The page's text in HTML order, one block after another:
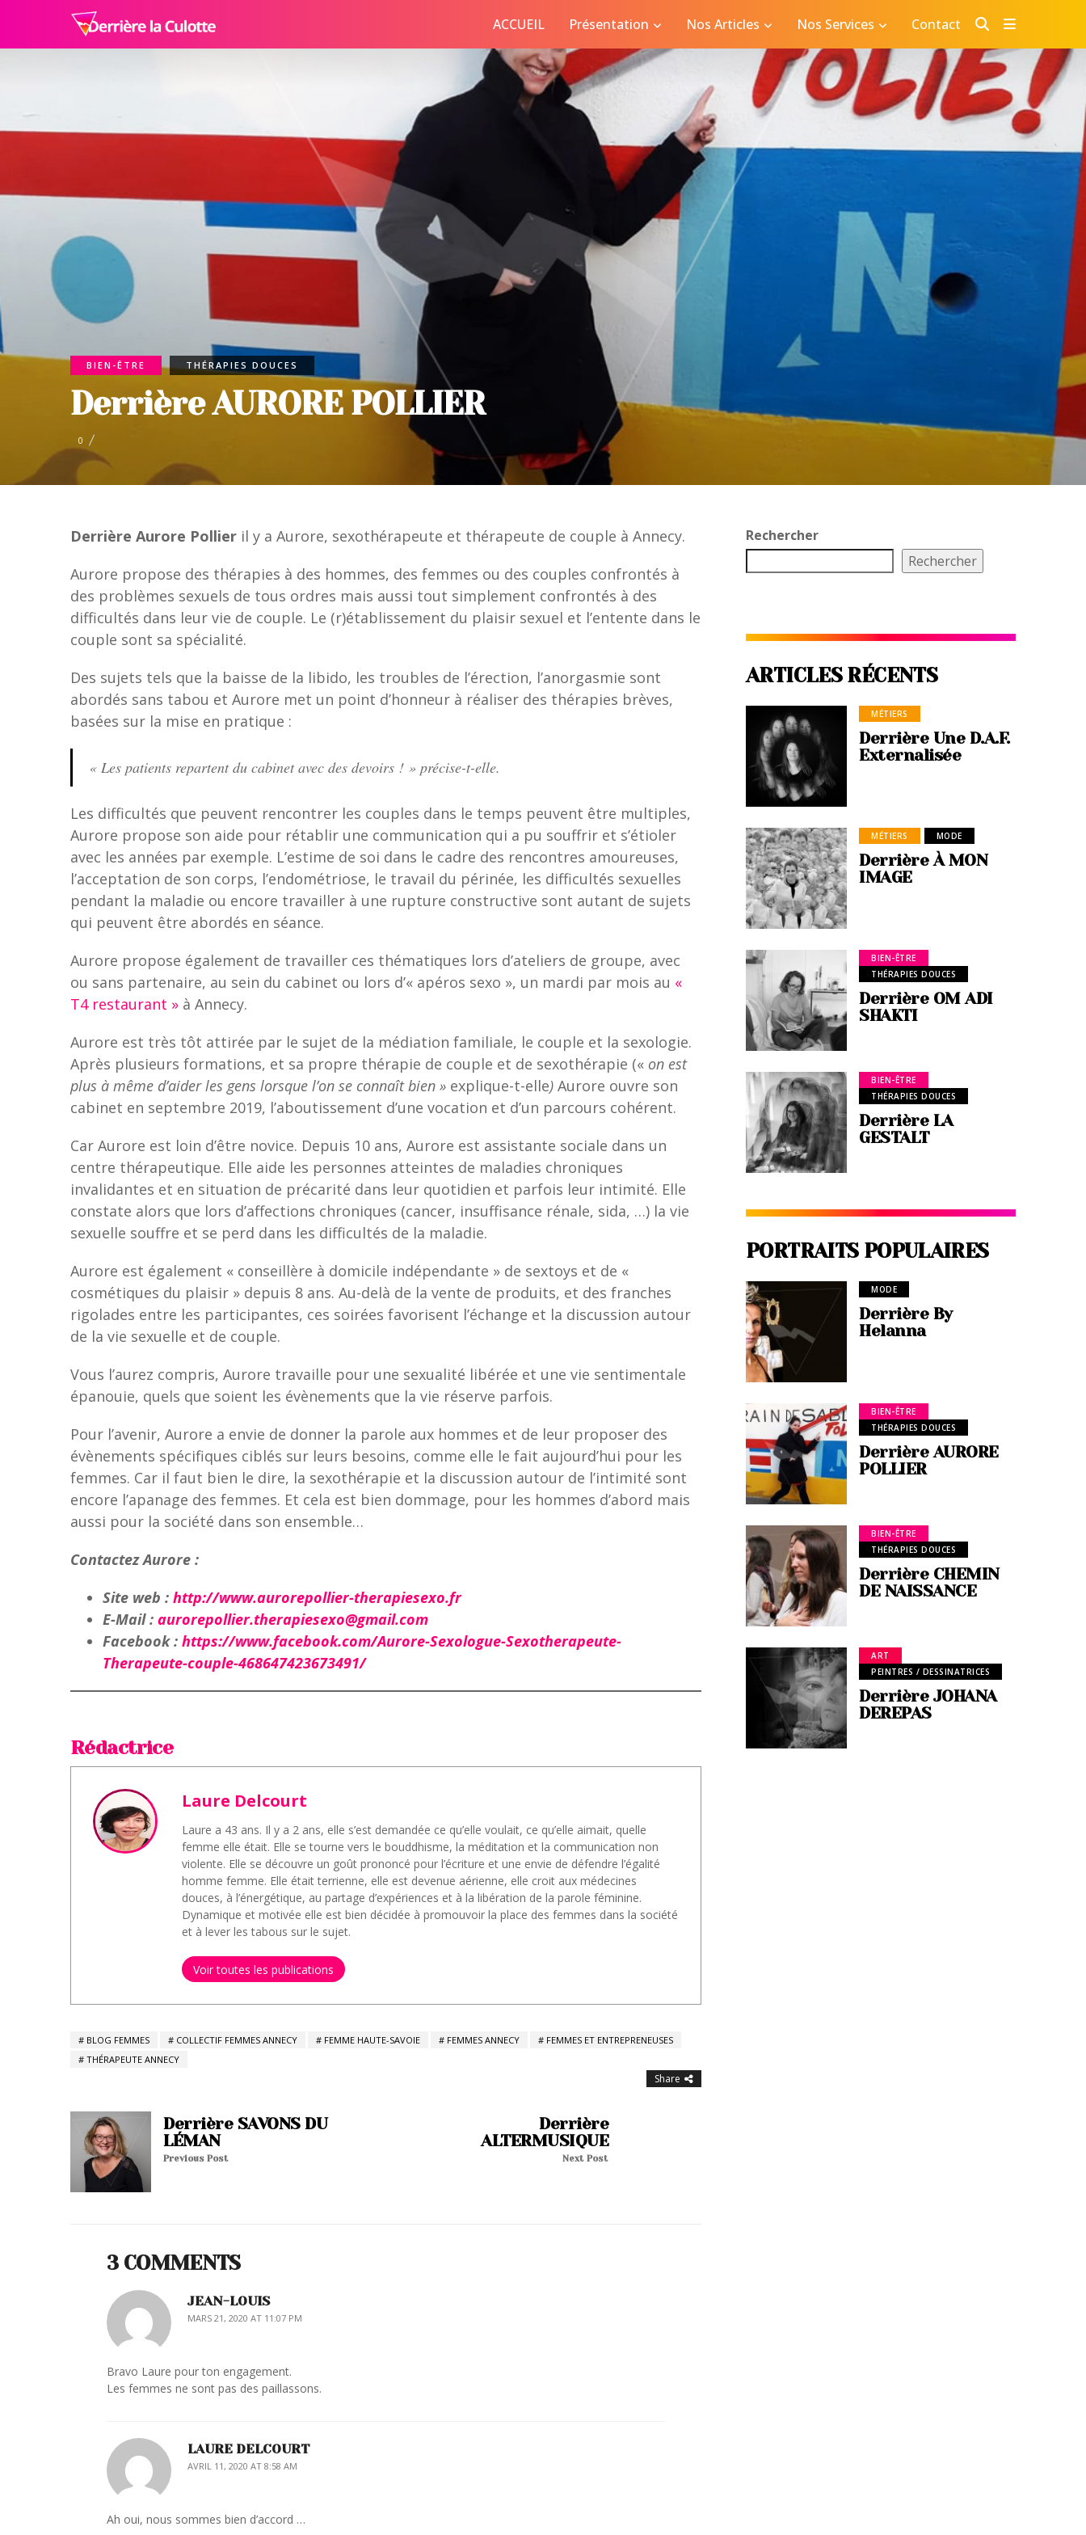
ACCUEIL Présentation Nos Articles Nos Services Contact
BIEN-ÊTRE THÉRAPIES DOUCES
Derrière AURORE POLLIER
0
Derrière Aurore Pollier il y a Aurore, sexothérapeute et thérapeute de couple à Annecy.
Aurore propose des thérapies à des hommes, des femmes ou des couples confrontés à
des problèmes sexuels de tous ordres mais aussi tout simplement confrontés à des
difficultés dans leur vie de couple. Le (r)établissement du plaisir sexuel et l’entente dans le
couple sont sa spécialité.
Des sujets tels que la baisse de la libido, les troubles de l’érection, l’anorgasmie sont
abordés sans tabou et Aurore met un point d’honneur à réaliser des thérapies brèves,
basées sur la mise en pratique :
« Les patients repartent du cabinet avec des devoirs ! » précise-t-elle.
Les difficultés que peuvent rencontrer les couples dans le temps peuvent être multiples,
Aurore propose son aide pour rétablir une communication qui a pu souffrir et s’étioler
avec les années par exemple. L’estime de soi dans le cadre des rencontres amoureuses,
l’acceptation de son corps, l’endométriose, le travail du périnée, les difficultés sexuelles
pendant la maladie ou encore travailler à une rupture constructive sont autant de sujets
qui peuvent être abordés en séance.
Aurore propose également de travailler ces thématiques lors d’ateliers de groupe, avec
ou sans partenaire, au sein du cabinet ou lors d’« apéros sexo », un mardi par mois au «
T4 restaurant » à Annecy.
Aurore est très tôt attirée par le sujet de la médiation familiale, le couple et la sexologie.
Après plusieurs formations, et sa propre thérapie de couple et de sexothérapie (« on est
plus à même d’aider les gens lorsque l’on se connaît bien » explique-t-elle) Aurore ouvre son
cabinet en septembre 2019, l’aboutissement d’une vocation et d’un parcours cohérent.
Car Aurore est loin d’être novice. Depuis 10 ans, Aurore est assistante sociale dans un
centre thérapeutique. Elle aide les personnes atteintes de maladies chroniques
invalidantes et en situation de précarité dans leur quotidien et parfois leur intimité. Elle
constate alors que lors d’affections chroniques (cancer, insuffisance rénale, sida, …) la vie
sexuelle souffre et se perd dans les difficultés de la maladie.
Aurore est également « conseillère à domicile indépendante » de sextoys et de «
cosmétiques du plaisir » depuis 8 ans. Au-delà de la vente de produits, et des franches
rigolades entre les participantes, ces soirées favorisent l’échange et la discussion autour
de la vie sexuelle et de couple.
Vous l’aurez compris, Aurore travaille pour une sexualité libérée et une vie sentimentale
épanouie, quels que soient les évènements que la vie réserve parfois.
Pour l’avenir, Aurore a envie de donner la parole aux hommes et de leur proposer des
évènements spécifiques ciblés sur leurs besoins, comme elle le fait aujourd’hui pour les
femmes. Car il faut bien le dire, la sexothérapie et la discussion autour de l’intimité sont
encore l’apanage des femmes. Et cela est bien dommage, pour les hommes d’abord mais
aussi pour la société dans son ensemble…
Contactez Aurore :
Site web : http://www.aurorepollier-therapiesexo.fr
E-Mail : aurorepollier.therapiesexo@gmail.com
Facebook : https://www.facebook.com/Aurore-Sexologue-Sexotherapeute-
Therapeute-couple-468647423673491/
Rédactrice
Laure Delcourt
Laure a 43 ans. Il y a 2 ans, elle s’est demandée ce qu’elle voulait, ce qu’elle aimait, quelle
femme elle était. Elle se tourne vers le bouddhisme, la méditation et la communication non
violente. Elle se découvre un goût prononcé pour l’écriture et une envie de défendre l’égalité
homme femme. Elle était terrienne, elle est devenue aérienne, elle croit aux médecines
douces, à l’énergétique, au partage d’expériences et à la libération de la parole féminine.
Dynamique et motivée elle est bien décidée à promouvoir la place des femmes dans la société
et à lever les tabous sur le sujet.
Voir toutes les publications
BLOG FEMMES COLLECTIF FEMMES ANNECY FEMME HAUTE-SAVOIE FEMMES ANNECY
FEMMES ET ENTREPRENEUSES
THÉRAPEUTE ANNECY
Share
Derrière SAVONS DU
LÉMAN
Previous Post
Derrière
ALTERMUSIQUE
Next Post
3 COMMENTS
JEAN-LOUIS
MARS 21, 2020 AT 11:07 PM
Bravo Laure pour ton engagement.
Les femmes ne sont pas des paillassons.
LAURE DELCOURT
AVRIL 11, 2020 AT 8:58 AM
Ah oui, nous sommes bien d’accord …
Rechercher
Rechercher
ARTICLES RÉCENTS
MÉTIERS
Derrière Une D.A.F.
Externalisée
MÉTIERS MODE
Derrière À MON
IMAGE
BIEN-ÊTRE
THÉRAPIES DOUCES
Derrière OM ADI
SHAKTI
BIEN-ÊTRE
THÉRAPIES DOUCES
Derrière LA
GESTALT
PORTRAITS POPULAIRES
MODE
Derrière By
Helanna
BIEN-ÊTRE
THÉRAPIES DOUCES
Derrière AURORE
POLLIER
BIEN-ÊTRE
THÉRAPIES DOUCES
Derrière CHEMIN
DE NAISSANCE
ART
PEINTRES / DESSINATRICES
Derrière JOHANA
DEREPAS